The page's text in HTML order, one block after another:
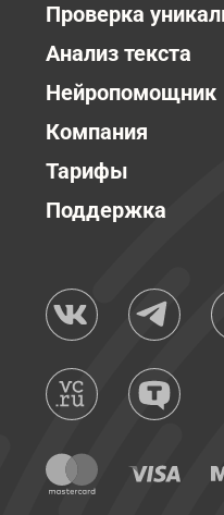
Проверка
Анализ текста
Нейропомощник
Компания
Тарифы
Поддержка